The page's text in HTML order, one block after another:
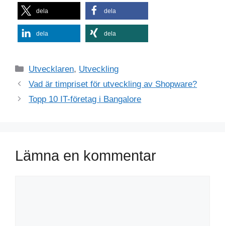
dela dela
dela dela
Kategorier
Utvecklaren, Utveckling
Vad är timpriset för utveckling av Shopware?
Topp 10 IT-företag i Bangalore
Lämna en kommentar